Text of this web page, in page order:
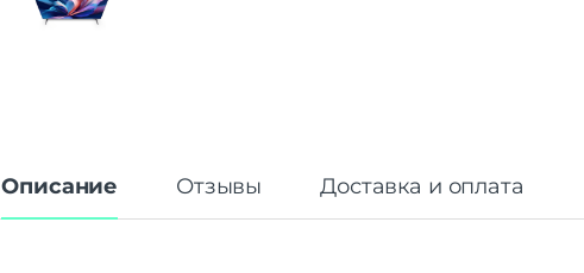
Описание Отзывы Доставка и оплата